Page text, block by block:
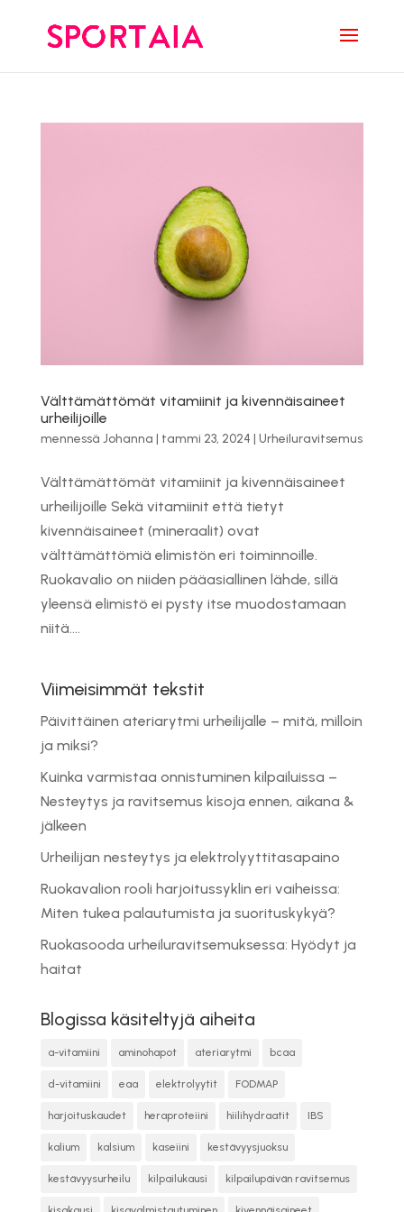
Välttämättömät vitamiinit ja kivennäisaineet
urheilijoille
mennessä Johanna | tammi 23, 2024 | Urheiluravitsemus
Välttämättömät vitamiinit ja kivennäisaineet
urheilijoille Sekä vitamiinit että tietyt
kivennäisaineet (mineraalit) ovat
välttämättömiä elimistön eri toiminnoille.
Ruokavalio on niiden pääasiallinen lähde, sillä
yleensä elimistö ei pysty itse muodostamaan
niitä....
Viimeisimmät tekstit
Päivittäinen ateriarytmi urheilijalle – mitä, milloin
ja miksi?
Kuinka varmistaa onnistuminen kilpailuissa –
Nesteytys ja ravitsemus kisoja ennen, aikana &
jälkeen
Urheilijan nesteytys ja elektrolyyttitasapaino
Ruokavalion rooli harjoitussyklin eri vaiheissa:
Miten tukea palautumista ja suorituskykyä?
Ruokasooda urheiluravitsemuksessa: Hyödyt ja
haitat
Blogissa käsiteltyjä aiheita
a-vitamiini aminohapot ateriarytmi bcaa
d-vitamiini eaa elektrolyytit FODMAP
harjoituskaudet heraproteiini hiilihydraatit IBS
kalium kalsium kaseiini kestävyysjuoksu
kestävyysurheilu kilpailukausi kilpailupäivän ravitsemus